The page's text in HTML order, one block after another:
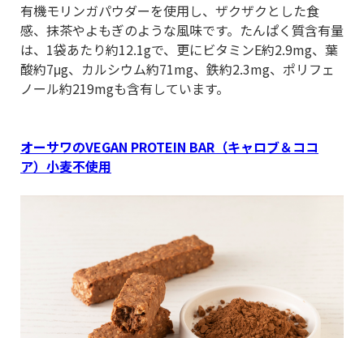
有機モリンガパウダーを使用し、ザクザクとした食
感、抹茶やよもぎのような風味です。たんぱく質含有量
は、1袋あたり約12.1gで、更にビタミンE約2.9mg、葉
酸約7μg、カルシウム約71mg、鉄約2.3mg、ポリフェ
ノール約219mgも含有しています。
オーサワのVEGAN PROTEIN BAR（キャロブ＆ココ
ア）小麦不使用